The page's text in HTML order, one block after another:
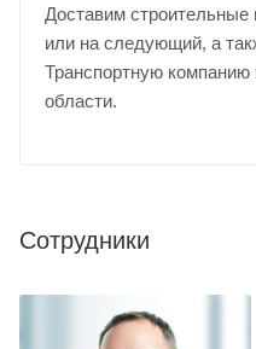
Доставим строительные
или на следующий, а
Транспортную компанию
области.
Сотрудники